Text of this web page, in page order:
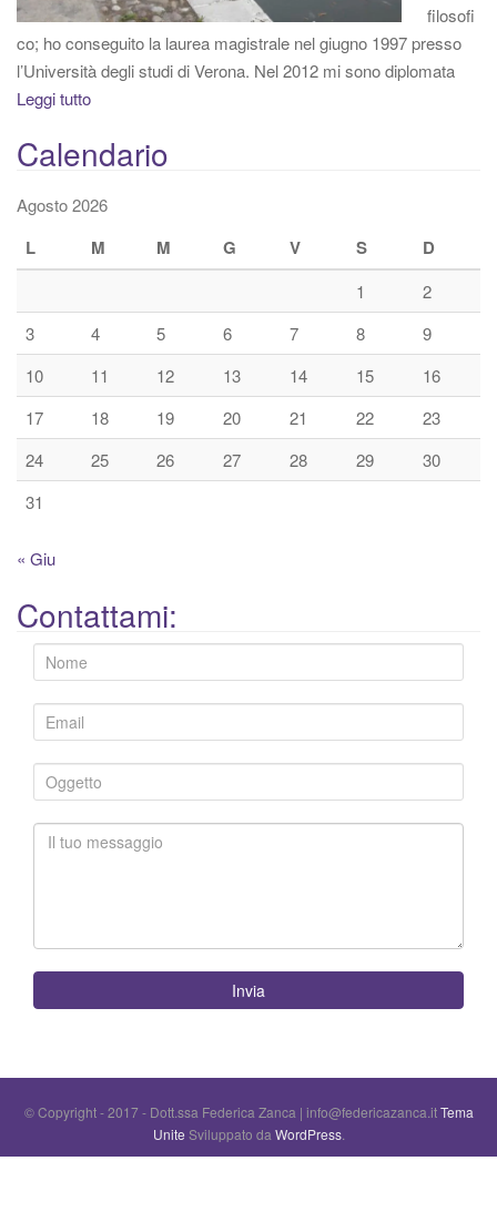
filosofi
co; ho conseguito la laurea magistrale nel giugno 1997 presso
l’Università degli studi di Verona. Nel 2012 mi sono diplomata
Leggi tutto
Calendario
Agosto 2026
L M M G V S D
1
2
3
4 5 6 7 8
9
10
11 12 13 14 15
16
17
18 19 20 21 22
23
24
25 26 27 28 29
30
31
« Giu
Contattami:
Invia
© Copyright - 2017 - Dott.ssa Federica Zanca | info@federicazanca.itTema
Unite Sviluppato da WordPress.